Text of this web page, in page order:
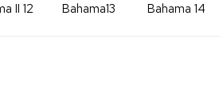
II 12 Bahama13 Bahama 14